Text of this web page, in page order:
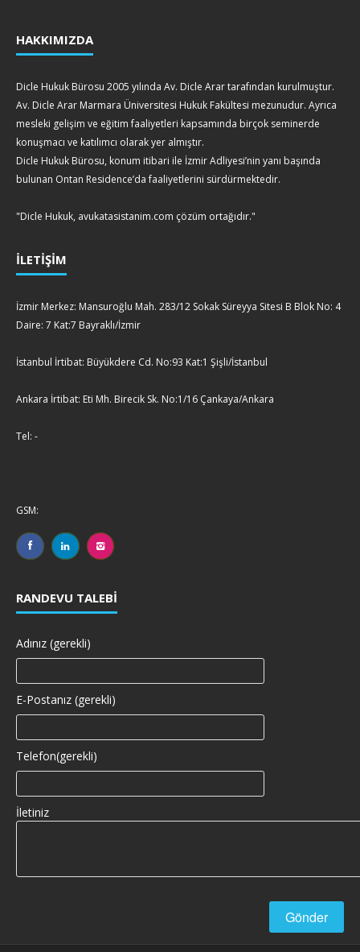
HAKKIMIZDA
Dicle Hukuk Bürosu 2005 yılında Av. Dicle Arar tarafından kurulmuştur.
Av. Dicle Arar Marmara Üniversitesi Hukuk Fakültesi mezunudur. Ayrıca
mesleki gelişim ve eğitim faaliyetleri kapsamında birçok seminerde
konuşmacı ve katılımcı olarak yer almıştır.
Dicle Hukuk Bürosu, konum itibari ile İzmir Adliyesi’nin yanı başında
bulunan Ontan Residence’da faaliyetlerini sürdürmektedir.
"Dicle Hukuk, avukatasistanim.com çözüm ortağıdır."
İLETİŞİM
İzmir Merkez: Mansuroğlu Mah. 283/12 Sokak Süreyya Sitesi B Blok No: 4
Daire: 7 Kat:7 Bayraklı/İzmir
İstanbul İrtibat: Büyükdere Cd. No:93 Kat:1 Şişli/İstanbul
Ankara İrtibat: Eti Mh. Birecik Sk. No:1/16 Çankaya/Ankara
Tel: -
GSM:
RANDEVU TALEBI
Adınız (gerekli)
E-Postanız (gerekli)
Telefon(gerekli)
İletiniz